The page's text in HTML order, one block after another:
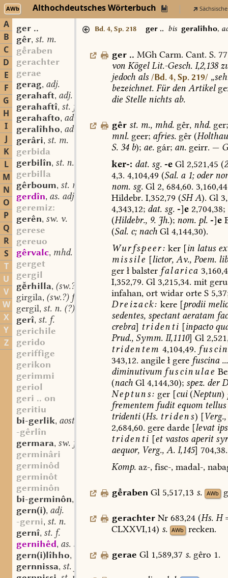
AWb Althochdeutsches Wörterbuch
A
B
C
D
E
F
G
H
I
J
K
L
M
N
O
P
Q
R
S
T
U
V
W
X
Y
Z
ger ..
gêr, st. m.
graben
gerachter
gerae
gerag, adj.
gerahaft, adj.
gerahaftî, st. f.
gerahafto, adv.
geralîhho, adv.
gerâri, st. m.
gerbida
gerbilîn, st. n.
gerbilla
gêrboum, st. m.
gerdîn, as. adj.
geremiz:
gerên, sw. v.
gerese
gereuo
gêrvalc, mhd. st. m.
gerget
gergil
grhilla, (sw.?) f.
girgila, (sw.?) f.
gergil, st. n. (?)
gerî, st. f.
gerichile
gerido
geriffige
gerikon
gerimmi
geriol
geri .. on
geritiu
bi-gerlik, aostndfrk. adj.
-gêrlîn
germara, sw. f.
germinâri
germinôd
germinôt
germinôn
bi-germinôn,
sw. v.
gern(i), adj.
-gerni, st. n.
gernî, st. f.
gernihêd, as. st. f.
gern(i)lîhho,
gernnissa, st. f.
Bd. 4, Sp. 218 ger .. bis geralîhho,
ger .. MGh Carm. Cant. S.
von KögelLit.-Gesch.I,2,138
jedochals /Bd. 4, Sp. 219/ „
bezeichnet.FürdenArtikel
dieStellenichtsab.
gêr st. m., mhd. gêr, nhd. ger;
mnl.geer; afries.gêr(
S.34b); ae.gár; an.geirr. —
ker-: dat.sg. -eGl2,521,45 (2
4,3. 4,104,49 (Sal.a1;oder
nom.sg.Gl2, 684,60. 3,160,44
Hildebr. I,352,79 (SHA). Gl
4,343,12; dat.sg. -]e 2,704,38;
(Hildebr.,9.Jh.); nom.pl. -]e
(Sal.c;nachGl4,144,30).
Wurfspeer: ker [in latus
missile [lictor, Av., Poem.
gerłbalster falarica
I,352,79. Gl3,215,34. mitgeru
infahan,ortwidarorteS
Dreizack: kere[prodii
sedentes, spectantaeratam
crebra] tridenti [inpacto
Prud.,Symm.II,1110] Gl
tridentem 4,104,49.
343,12. angilełgere fuscina...
diminutivum fuscinulae
(nachGl4,144,30); spez.der
Neptuns: ger [cui(Neptun)
frementemfudit equomtellus
tridenti(Hs. tridens) [Verg.,
2,684,60. geredarde[levat
tridenti [etvastos aperit
aequor, Verg.,A.I,145] 704,38.
Komp.az-,fisc-,madal-,
graben Gl 5,517,13 s. AWb
gerachter Nr 683,24 (Hs. H
CLXXVI,14) s. AWb recken.
gerae Gl 1,589,37 s. gêro 1.